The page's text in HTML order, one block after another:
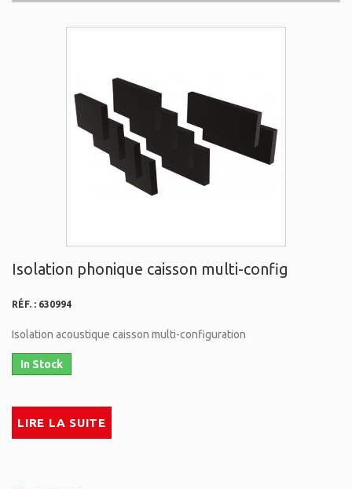
Isolation phonique caisson multi-config
RÉF. : 630994
Isolation acoustique caisson multi-configuration
In Stock
LIRE LA SUITE